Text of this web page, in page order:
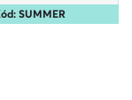
SUMMER